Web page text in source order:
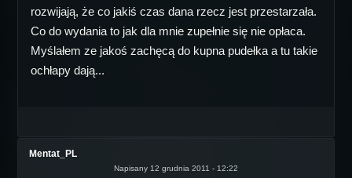
rozwijają, że co jakiś czas dana rzecz jest przestarzała.
Co do wydania to jak dla mnie zupełnie się nie opłaca.
Myślałem ze jakoś zachęcą do kupna pudełka a tu takie
ochłapy dają...
Mentat_PL
Napisany 12 grudnia 2011 - 12:22